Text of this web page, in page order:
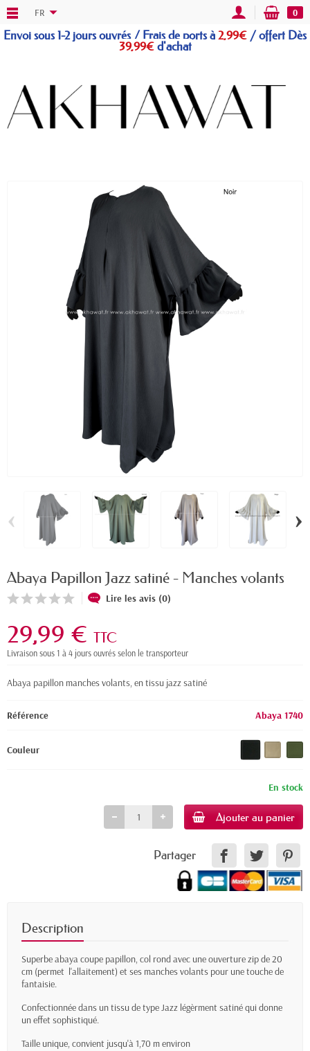
Envoi sous 1-2 jours ouvrés / Frais de ports à 2,99€ /offert Dès
39,99€d'achat
FR 0
‹ ›
Abaya Papillon Jazz satiné - Manches volants
Lire les avis (0)
29,99 € TTC
Livraison sous 1 à 4 jours ouvrés selon le transporteur
Abaya papillon manches volants, en tissu jazz satiné
Référence Abaya 1740
Couleur
En stock
Ajouter au panier
Partager
Description
Superbe abaya coupe papillon, col rond avec une ouverture zip de 20
cm (permet l'allaitement) et ses manches volants pour une touche de
fantaisie.
Confectionnée dans un tissu de type Jazz légèrment satiné qui donne
un effet sophistiqué.
Taille unique, convient jusqu'à 1,70 m environ